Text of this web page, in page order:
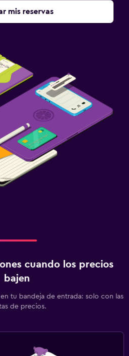
(bajo petición)
mis reservas
cuando los precios
bajen
tu bandeja de entrada: solo con las
de precios.